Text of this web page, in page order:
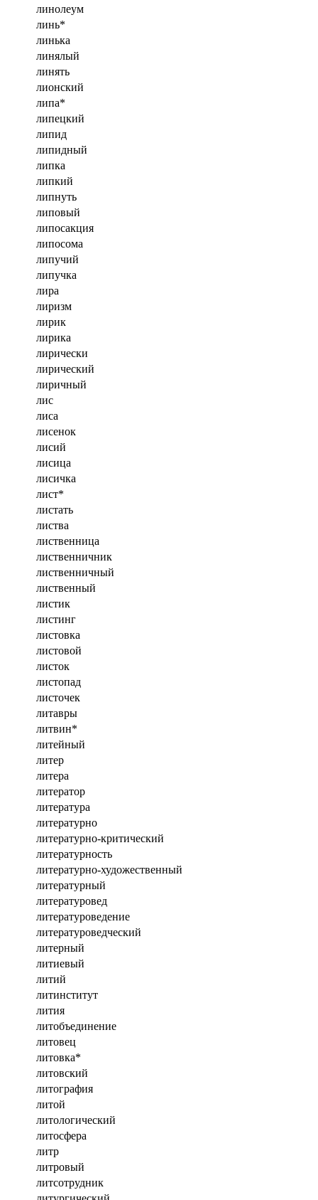
линолеум
линь*
линька
линялый
линять
лионский
липа*
липецкий
липид
липидный
липка
липкий
липнуть
липовый
липосакция
липосома
липучий
липучка
лира
лиризм
лирик
лирика
лирически
лирический
лиричный
лис
лиса
лисенок
лисий
лисица
лисичка
лист*
листать
листва
лиственница
лиственничник
лиственничный
лиственный
листик
листинг
листовка
листовой
листок
листопад
листочек
литавры
литвин*
литейный
литер
литера
литератор
литература
литературно
литературно-критический
литературность
литературно-художественный
литературный
литературовед
литературоведение
литературоведческий
литерный
литиевый
литий
литинститут
лития
литобъединение
литовец
литовка*
литовский
литография
литой
литологический
литосфера
литр
литровый
литсотрудник